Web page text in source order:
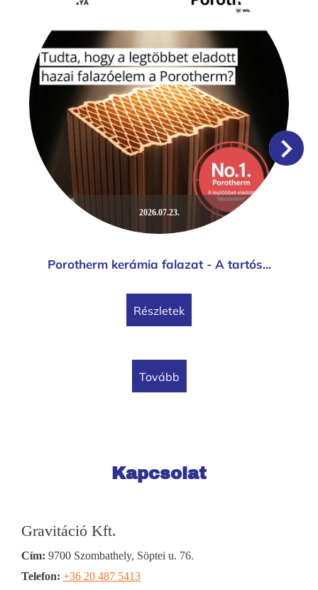
2026.07.23.
Porotherm kerámia falazat - A tartós...
Részletek
tovább
Kapcsolat
Gravitáció Kft.
Cím: 9700 Szombathely, Söptei u. 76.
Telefon: +36 20 487 5413